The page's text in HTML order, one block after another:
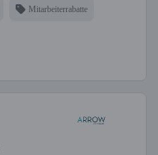
Mitarbeiterrabatte